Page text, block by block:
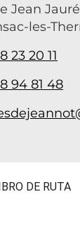
Jean
les-
23 20 11
94 81 48
DE RUTA